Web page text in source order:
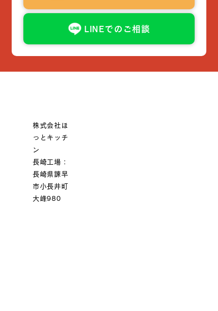
LINEでのご相談
株式会社ほ
っとキッチ
ン
長崎工場：
長崎県諫早
市小長井町
大峰980